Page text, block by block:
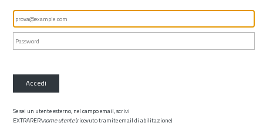
Accedi
Se sei un utente esterno, nel campo email, scrivi
EXTRARER\nome utente(ricevuto tramite email di abilitazione)